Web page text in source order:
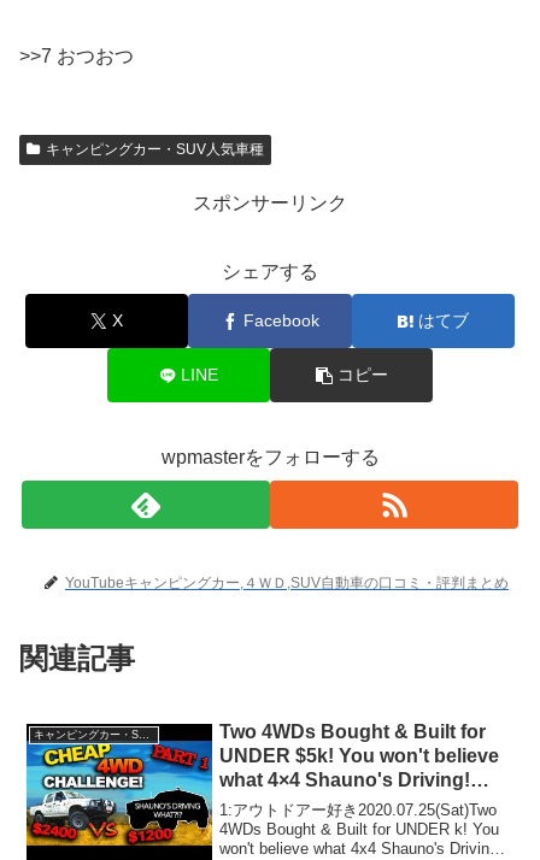
>>7 おつおつ
キャンピングカー・SUV人気車種
スポンサーリンク
シェアする
X Facebook はてブ
LINE コピー
wpmasterをフォローする
YouTubeキャンピングカー,４ＷＤ,SUV自動車の口コミ・評判まとめ
関連記事
キャンピングカー・SUV人気車種
Two 4WDs Bought & Built for
UNDER $5k! You won't believe
what 4×4 Shauno's Driving!
EPISODE 1
1:アウトドアー好き2020.07.25(Sat)Two
4WDs Bought & Built for UNDER k! You
won't believe what 4x4 Shauno's Driving!